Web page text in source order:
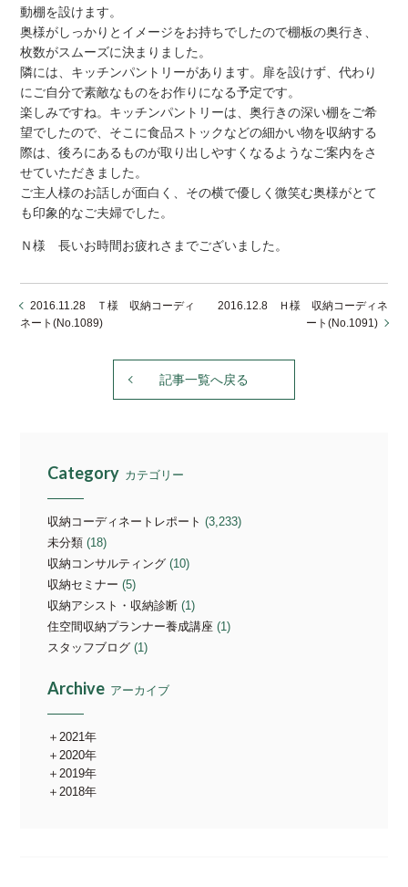
動棚を設けます。
奥様がしっかりとイメージをお持ちでしたので棚板の奥行き、
枚数がスムーズに決まりました。
隣には、キッチンパントリーがあります。扉を設けず、代わり
にご自分で素敵なものをお作りになる予定です。
楽しみですね。キッチンパントリーは、奥行きの深い棚をご希
望でしたので、そこに食品ストックなどの細かい物を収納する
際は、後ろにあるものが取り出しやすくなるようなご案内をさ
せていただきました。
ご主人様のお話しが面白く、その横で優しく微笑む奥様がとて
も印象的なご夫婦でした。
Ｎ様 長いお時間お疲れさまでございました。
2016.11.28 Ｔ様 収納コーディ
ネート(No.1089)
2016.12.8 Ｈ様 収納コーディネ
ート(No.1091)
記事一覧へ戻る
Category カテゴリー
収納コーディネートレポート (3,233)
未分類 (18)
収納コンサルティング (10)
収納セミナー (5)
収納アシスト・収納診断 (1)
住空間収納プランナー養成講座 (1)
スタッフブログ (1)
Archive アーカイブ
2021年
2020年
2019年
2018年